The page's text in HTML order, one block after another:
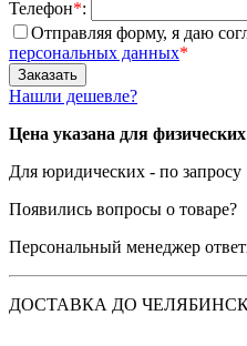
Телефон*:
Отправляя форму, я даю
персональных данных*
Нашли дешевле?
Цена указана для
Для юридических - по запросу
Появились вопросы о товаре?
Персональный менеджер
ДОСТАВКА ДО ЧЕЛЯБИНСКА